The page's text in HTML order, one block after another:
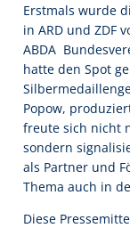
Erstmals wurde
in ARD und ZDF
ABDA 
hatte den Spot
Popow,
freute sich nicht
sondern
als Partner und
Thema auch in
Diese